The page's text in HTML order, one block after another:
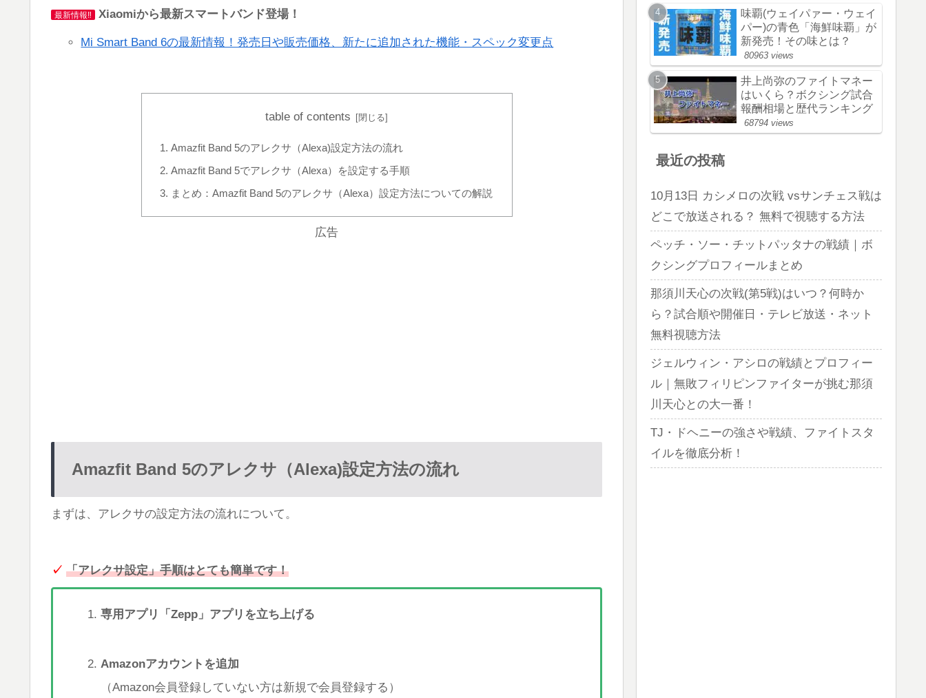
最新情報‼ Xiaomiから最新スマートバンド登場！
Mi Smart Band 6の最新情報！発売日や販売価格、新たに追加された機能・スペック変更点
table of contents
Amazfit Band 5のアレクサ（Alexa)設定方法の流れ
Amazfit Band 5でアレクサ（Alexa）を設定する手順
まとめ：Amazfit Band 5のアレクサ（Alexa）設定方法についての解説
広告
Amazfit Band 5のアレクサ（Alexa)設定方法の流れ
まずは、アレクサの設定方法の流れについて。
✓ 「アレクサ設定」手順はとても簡単です！
専用アプリ「Zepp」アプリを立ち上げる
Amazonアカウントを追加
（Amazon会員登録していない方は新規で会員登録する）
味覇(ウェイパァー・ウェイ
パー)の青色「海鮮味覇」が
新発売！その味とは？
80963 views
井上尚弥のファイトマネー
はいくら？ボクシング試合
報酬相場と歴代ランキング
68794 views
最近の投稿
10月13日 カシメロの次戦 vsサンチェス戦は
どこで放送される？ 無料で視聴する方法
ペッチ・ソー・チットパッタナの戦績｜ボ
クシングプロフィールまとめ
那須川天心の次戦(第5戦)はいつ？何時か
ら？試合順や開催日・テレビ放送・ネット
無料視聴方法
ジェルウィン・アシロの戦績とプロフィー
ル｜無敗フィリピンファイターが挑む那須
川天心との大一番！
TJ・ドヘニーの強さや戦績、ファイトスタ
イルを徹底分析！